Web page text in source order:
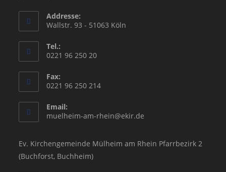
Addresse:
Wallstr. 93 - 51063 Köln
Tel.:
0221 96 250 20
Fax:
0221 96 250 214
Email:
muelheim-am-rhein@ekir.de
application
Ev. Kirchengemeinde Mülheim am Rhein Pfarrbezirk 2
(Buchforst, Buchheim)